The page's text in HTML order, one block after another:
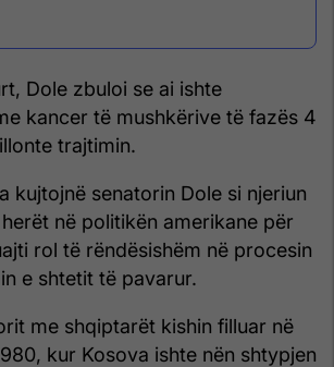
Dole zbuloi se ai ishte
kancer të mushkërive të fazës 4
trajtimin.
kujtojnë senatorin Dole si njeriun
në politikën amerikane për
rol të rëndësishëm në procesin
e shtetit të pavarur.
me shqiptarët kishin filluar në
kur Kosova ishte nën shtypjen